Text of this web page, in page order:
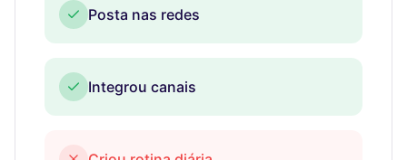
Posta nas redes
Integrou canais